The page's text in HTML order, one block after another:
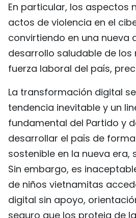
En particular, los aspectos
actos de violencia en el
convirtiendo en una nueva
desarrollo saludable de los
fuerza laboral del país,
La transformación digital
tendencia inevitable y un
fundamental del Partido y
desarrollar el país de
sostenible en la nueva era,
Sin embargo, es
de niños vietnamitas
digital sin apoyo,
seguro que los proteja de